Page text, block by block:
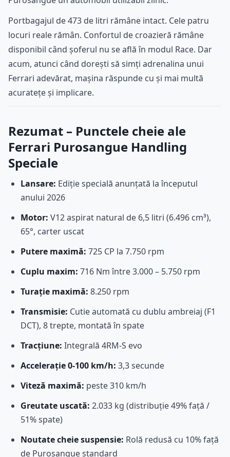
Portbagajul de 473 de litri rămâne intact. Cele patru
locuri reale rămân. Confortul de croazieră rămâne
disponibil când șoferul nu se află în modul Race. Dar
acum, atunci când dorești să simți adrenalina unui
Ferrari adevărat, mașina răspunde cu și mai multă
acuratețe și implicare.
Rezumat – Punctele cheie ale
Ferrari Purosangue Handling
Speciale
Lansare: Ediție specială anunțată la începutul
anului 2026
Motor: V12 aspirat natural de 6,5 litri (6.496 cm³),
65°, carter uscat
Putere maximă: 725 CP la 7.750 rpm
Cuplu maxim: 716 Nm între 3.000 – 5.750 rpm
Turație maximă: 8.250 rpm
Transmisie: Cutie automată cu dublu ambreiaj (F1
DCT), 8 trepte, montată în spate
Tracțiune: Integrală 4RM-S evo
Accelerație 0-100 km/h: 3,3 secunde
Viteză maximă: peste 310 km/h
Greutate uscată: 2.033 kg (distribuție 49% față /
51% spate)
Noutate cheie suspensie: Rolă redusă cu 10% față
de Purosangue standard